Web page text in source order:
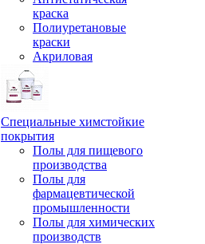
краска
Полиуретановые
краски
Акриловая
Специальные химстойкие
покрытия
Полы для пищевого
производства
Полы для
фармацевтической
промышленности
Полы для химических
производств